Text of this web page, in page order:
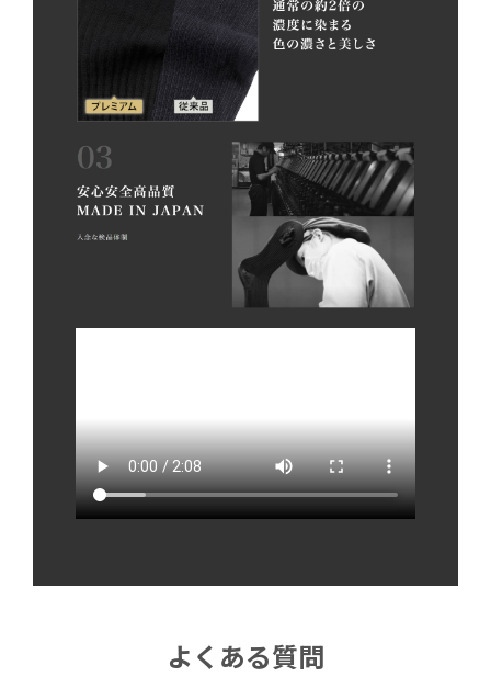
よくある質問